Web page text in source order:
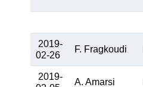
2019-
02-26
F. Fragkoudi
2019-
A. Amarsi